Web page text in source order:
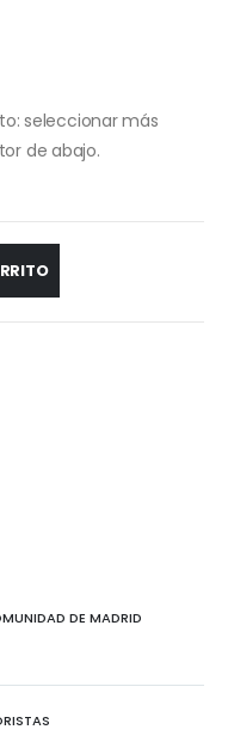
seleccionar más
de abajo.
DE MADRID